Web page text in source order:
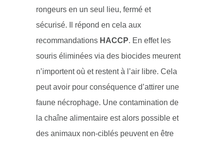
rongeurs en un seul lieu, fermé et
sécurisé. Il répond en cela aux
recommandations HACCP. En effet les
souris éliminées via des biocides meurent
n’importent où et restent à l’air libre. Cela
peut avoir pour conséquence d’attirer une
faune nécrophage. Une contamination de
la chaîne alimentaire est alors possible et
des animaux non-ciblés peuvent en être